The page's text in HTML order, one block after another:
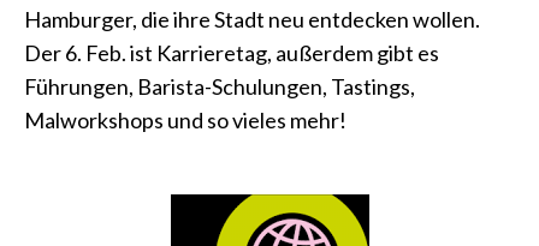
Hamburger, die ihre Stadt neu entdecken wollen.
Der 6. Feb. ist Karrieretag, außerdem gibt es
Führungen, Barista-Schulungen, Tastings,
Malworkshops und so vieles mehr!